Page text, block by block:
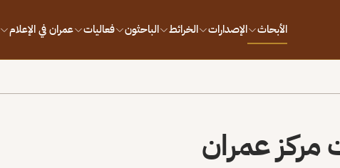
الأبحاث الإصدارات الخرائط الباحثون فعاليات عمران في الإعلام
مركز عمران